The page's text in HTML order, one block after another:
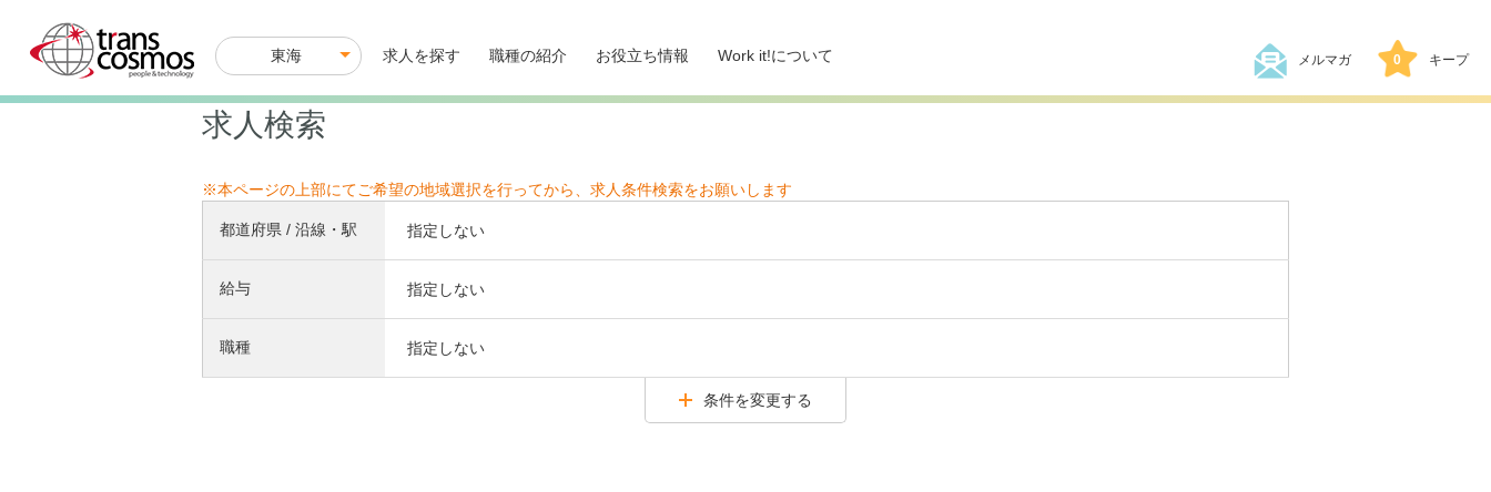
東海
M
i
i
g
i
求人を探す 職種の紹介 お役立ち情報 Work it!について メルマガ 0 キープ
求人検索
※本ページの上部にてご希望の地域選択を行ってから、求人条件検索をお願いします
都道府県 / 沿線・駅 指定しない
給与 指定しない
職種 指定しない
条件を変更する